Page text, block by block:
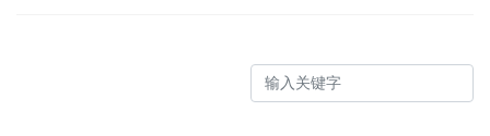
运输结构调整
绿色低碳出行